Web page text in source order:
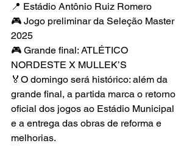
📍 Estádio Antônio Ruiz Romero
🎮 Jogo preliminar da Seleção Master
2025
🎮 Grande final: ATLÉTICO
NORDESTE X MULLEK’S
🏅O domingo será histórico: além da
grande final, a partida marca o retorno
oficial dos jogos ao Estádio Municipal
e a entrega das obras de reforma e
melhorias.